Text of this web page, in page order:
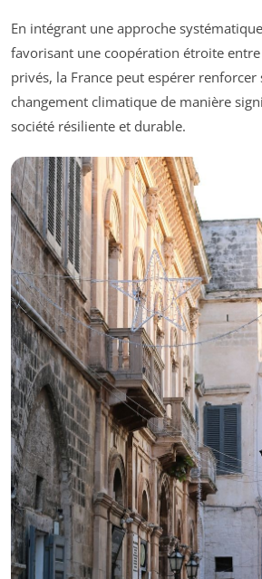
En intégrant une approche
favorisant une coopération étroite
privés, la France peut espérer
changement climatique de manière
société résiliente et durable.